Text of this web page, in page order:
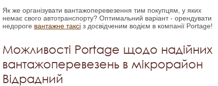
Як же організувати вантажоперевезення тим покупцям, у яких
немає свого автотранспорту? Оптимальний варіант - орендувати
недороге вантажне таксі з досвідченим водієм в компанії Portage!
Можливості Рortage щодо надійних
вантажоперевезень в мікрорайон
Відрадний